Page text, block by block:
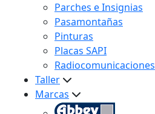
Parches e Insignias
Pasamontañas
Pinturas
Placas SAPI
Radiocomunicaciones
Taller
Marcas